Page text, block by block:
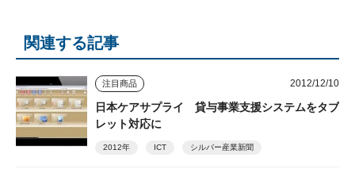
関連する記事
注目商品 2012/12/10
日本ケアサプライ 貸与事業支援システムをタブ
レット対応に
2012年 ICT シルバー産業新聞